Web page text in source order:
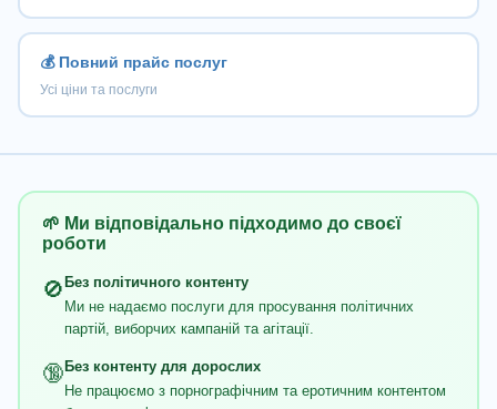
💰 Повний прайс послуг
Усі ціни та послуги
🌱 Ми відповідально підходимо до своєї
роботи
🚫 Без політичного контенту
Ми не надаємо послуги для просування політичних
партій, виборчих кампаній та агітації.
🔞 Без контенту для дорослих
Не працюємо з порнографічним та еротичним контентом